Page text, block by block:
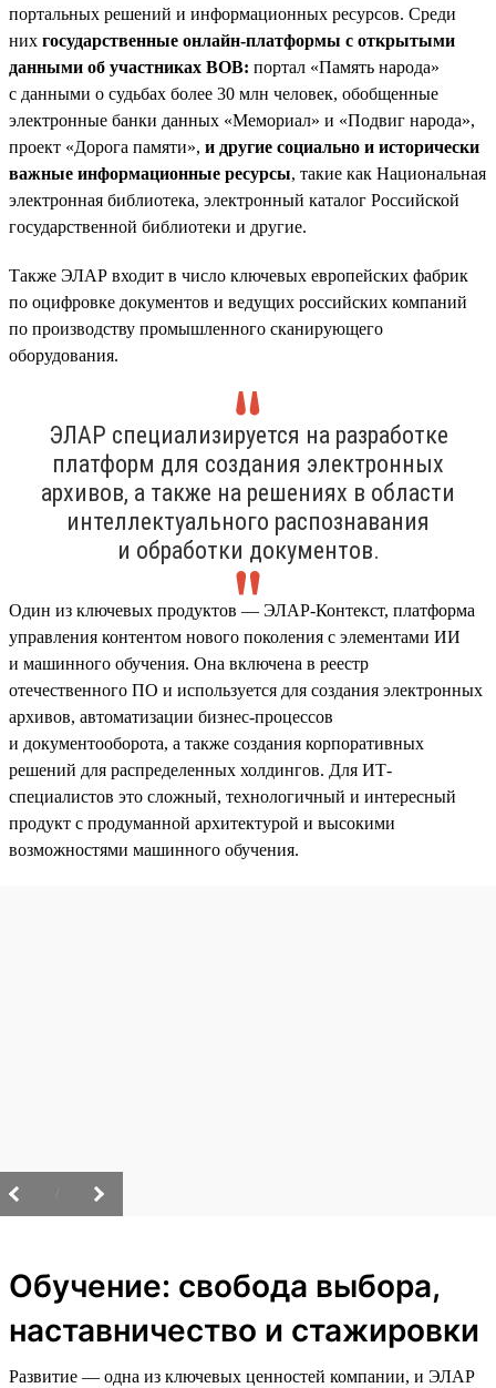
портальных решений и информационных ресурсов. Среди
них государственные онлайн-платформы с открытыми
данными об участниках ВОВ: портал «Память народа»
с данными о судьбах более 30 млн человек, обобщенные
электронные банки данных «Мемориал» и «Подвиг народа»,
проект «Дорога памяти», и другие социально и исторически
важные информационные ресурсы, такие как Национальная
электронная библиотека, электронный каталог Российской
государственной библиотеки и другие.
Также ЭЛАР входит в число ключевых европейских фабрик
по оцифровке документов и ведущих российских компаний
по производству промышленного сканирующего
оборудования.
ЭЛАР специализируется на разработке
платформ для создания электронных
архивов, а также на решениях в области
интеллектуального распознавания
и обработки документов.
Один из ключевых продуктов — ЭЛАР-Контекст, платформа
управления контентом нового поколения с элементами ИИ
и машинного обучения. Она включена в реестр
отечественного ПО и используется для создания электронных
архивов, автоматизации бизнес-процессов
и документооборота, а также создания корпоративных
решений для распределенных холдингов. Для ИТ-
специалистов это сложный, технологичный и интересный
продукт с продуманной архитектурой и высокими
возможностями машинного обучения.
Обучение: свобода выбора,
наставничество и стажировки
Развитие — одна из ключевых ценностей компании, и ЭЛАР